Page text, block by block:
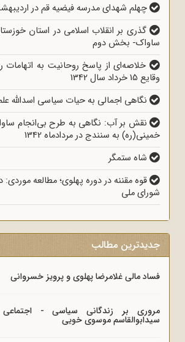
چهلم شهدای مدرسه فیضیه قم در اردیبهشت
گذری بر انقلاب اسلامی در استان
ساواک- بخش دوم
خلاصه‌ای از پاسخ روحانیت به
وقایع 15 خرداد سال 1342
نگاهی اجمالی به حیات سیاسی اسدالله
نقش بر آب: نگاهی به طرح بی‌انجام
خمینی(ره) به سنندج در مردادماه 1342
شاه ستمگر
قوه مقننه در دوره پهلوی؛ مطالعه
شورای ملی
جدیدترین مطالب
فساد مالی غلامرضا پهلوی و پرویز خسروانی
مروری بر زندگانی سیاسی - اجتماعی
سیدابوالقاسم موسوی خویی